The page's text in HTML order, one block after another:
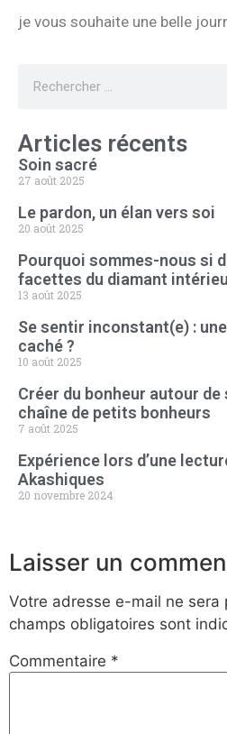
je vous souhaite une belle
Articles récents
Soin sacré
27 août 2025
Le pardon, un élan vers soi
20 août 2025
Pourquoi sommes-nous si
facettes du diamant
13 août 2025
Se sentir inconstant(e) :
caché ?
10 août 2025
Créer du bonheur autour de
chaîne de petits bonheurs
7 août 2025
Expérience lors d’une
Akashiques
20 novembre 2024
Laisser un
Votre adresse e-mail ne sera
champs obligatoires sont
Commentaire *